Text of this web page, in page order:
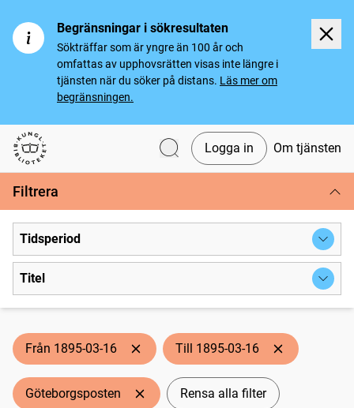
Begränsningar i sökresultaten
Sökträffar som är yngre än 100 år och
omfattas av upphovsrätten visas inte längre i
tjänsten när du söker på distans. Läs mer om
begränsningen.
Svenska tidningar
Logga in Om tjänsten
Filtrera
Tidsperiod
Titel
Från 1895-03-16 Till 1895-03-16
Göteborgsposten Rensa alla filter